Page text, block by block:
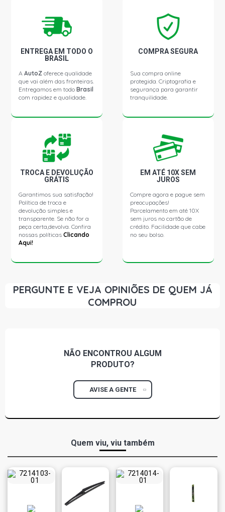
ENTREGA EM TODO O
BRASIL
AAutoZ oferece qualidade
que vai além das fronteiras.
Entregamos em todoBrasil
com rapidez e qualidade.
COMPRA SEGURA
Sua compra online
protegida. Criptografia e
segurança para garantir
tranquilidade.
TROCA E DEVOLUÇÃO
GRÁTIS
Garantimos sua satisfação!
Política de troca e
devolução simples e
transparente. Se não for a
peça certa,devolva. Confira
nossas políticasClicando
Aqui!
EM ATÉ 10X SEM
JUROS
Compre agora e pague sem
preocupações!
Parcelamento em até 10X
sem juros no cartão de
crédito. Facilidade que cabe
no seu bolso.
PERGUNTE E VEJA OPINIÕES DE QUEM JÁ
COMPROU
NÃO ENCONTROU ALGUM
PRODUTO?
AVISE A GENTE
Quem viu, viu também